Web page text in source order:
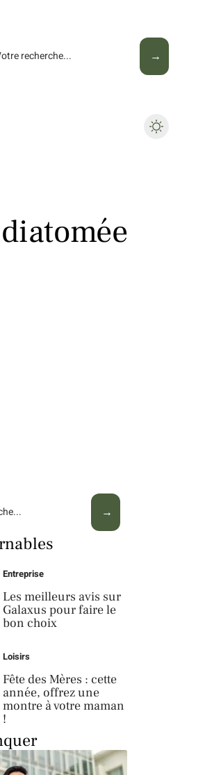
Entreprise
Les meilleurs avis sur
Galaxus pour faire le
bon choix
Loisirs
Fête des Mères : cette
année, offrez une
montre à votre maman
!